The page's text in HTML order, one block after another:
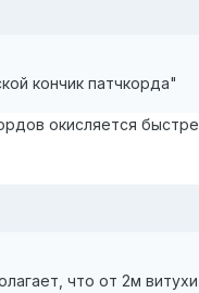
кончик патчкорда"
окисляется
что от 2м